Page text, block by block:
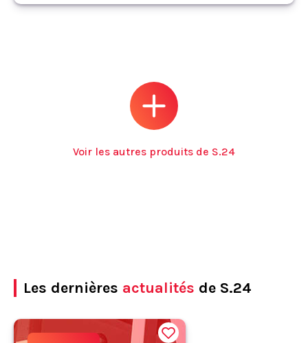
Voir les autres produits de S.24
Les dernières actualités de S.24